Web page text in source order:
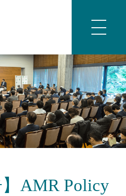
】AMR Policy